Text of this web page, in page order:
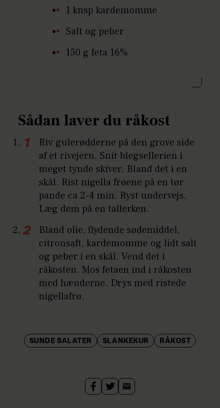
1 knsp kardemomme
Salt og peber
150 g feta 16%
Sådan laver du råkost
Riv gulerødderne på den grove side
af et rivejern. Snit blegsellerien i
meget tynde skiver. Bland det i en
skål. Rist nigella frøene på en tør
pande ca 2-4 min. Ryst undervejs.
Læg dem på en tallerken.
Bland olie, flydende sødemiddel,
citronsaft, kardemomme og lidt salt
og peber i en skål. Vend det i
råkosten. Mos fetaen ind i råkosten
med hænderne. Drys med ristede
nigellafrø.
SUNDE SALATER SLANKEKUR RÅKOST